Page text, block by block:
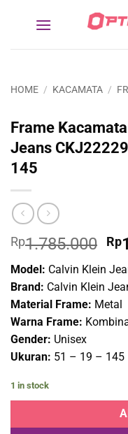
HOME / KACAMATA /
Frame
Jeans
145
Rp1.785.000 Rp
Model: Calvin Klein
Brand: Calvin Klein
Material Frame: Metal
Warna Frame:
Gender: Unisex
Ukuran: 51 – 19 – 145
1 in stock